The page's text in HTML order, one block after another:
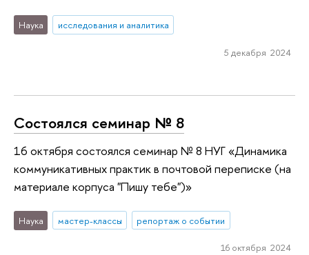
Наука исследования и аналитика
5 декабря 2024
Состоялся семинар № 8
16 октября состоялся семинар № 8 НУГ «Динамика
коммуникативных практик в почтовой переписке (на
материале корпуса "Пишу тебе")»
Наука мастер-классы репортаж о событии
16 октября 2024